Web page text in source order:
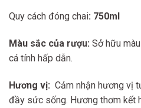
Quy cách đóng chai: 750ml
Màu sắc của rượu: Sở hữu
cá tính hấp dẫn.
Hương vị: Cảm nhận hương vị
đầy sức sống. Hương thơm kết